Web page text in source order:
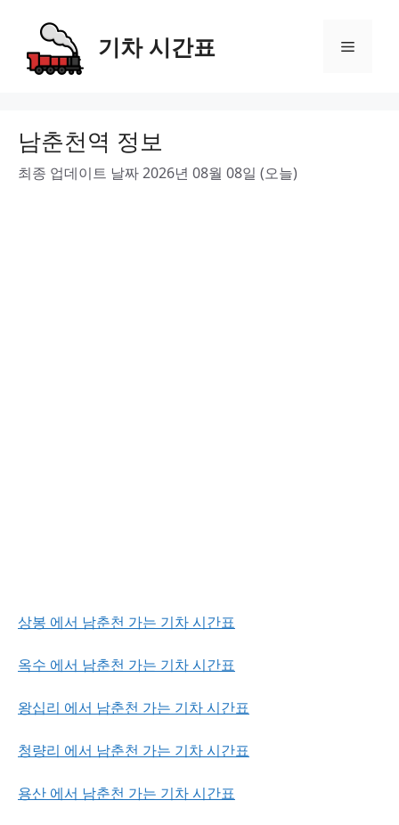
content
기차 시간표 Menu
남춘천역 정보
최종 업데이트 날짜 2026년 08월 08일 (오늘)
상봉 에서 남춘천 가는 기차 시간표
옥수 에서 남춘천 가는 기차 시간표
왕십리 에서 남춘천 가는 기차 시간표
청량리 에서 남춘천 가는 기차 시간표
용산 에서 남춘천 가는 기차 시간표